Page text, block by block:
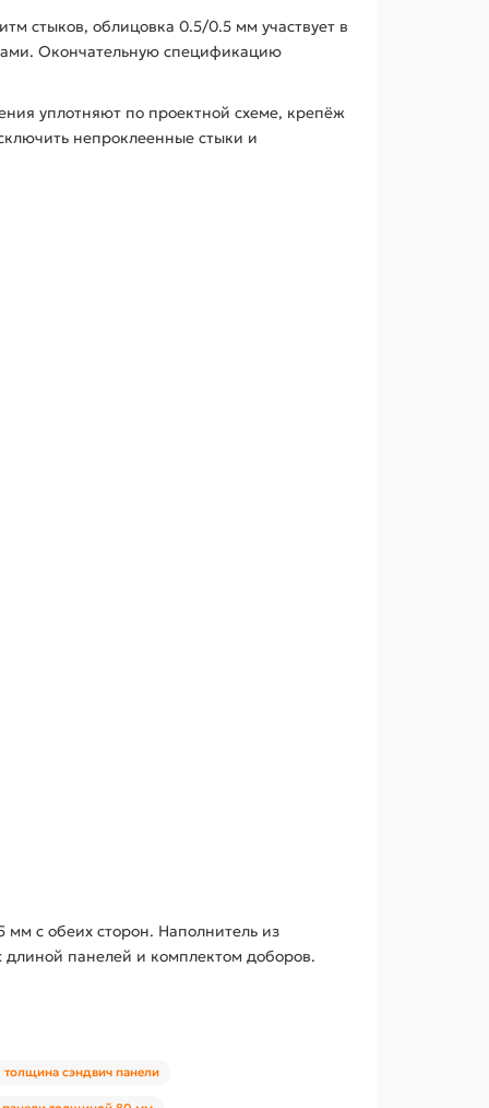
стыков, облицовка 0.5/0.5 мм участвует в
Окончательную спецификацию
уплотняют по проектной схеме, крепёж
непроклеенные стыки и
с обеих сторон. Наполнитель из
панелей и комплектом доборов.
толщина сэндвич панели